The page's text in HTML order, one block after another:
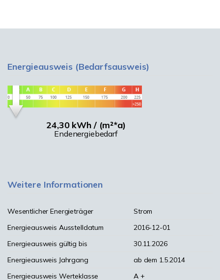
Energieausweis (Bedarfsausweis)
24,30 kWh / (m²*a)
Endenergiebedarf
Weitere Informationen
Wesentlicher Energieträger
Strom
Energieausweis Ausstelldatum
2016-12-01
Energieausweis gültig bis
30.11.2026
Energieausweis Jahrgang
ab dem 1.5.2014
Energieausweis Werteklasse
A +